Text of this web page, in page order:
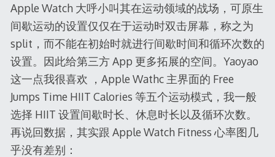
Apple Watch 大呼小叫其在运动领域的战场，可原生
间歇运动的设置仅仅在于运动时双击屏幕，称之为
split，而不能在初始时就进行间歇时间和循环次数的
设置。因此给第三方 App 更多拓展的空间。Yaoyao
这一点我很喜欢 ，Apple Wathc 主界面的 Free
Jumps Time HIIT Calories 等五个运动模式，我一般
选择 HIIT 设置间歇时长、休息时长以及循环次数。
再说回数据，其实跟 Apple Watch Fitness 心率图几
乎没有差别：